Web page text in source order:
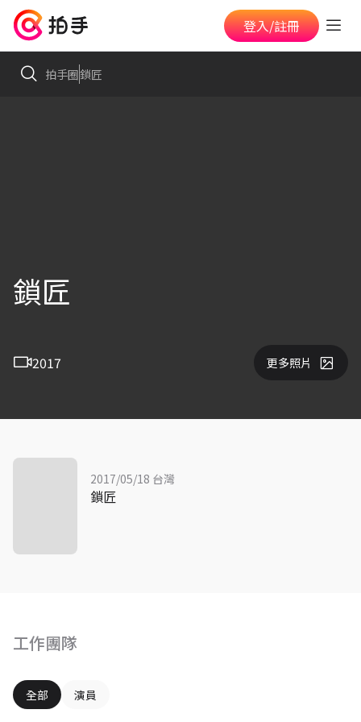
登入/註冊
拍手圈鎖匠
鎖匠
2017 更多照片
工作團隊
全部 演員
2017/05/18 台灣
鎖匠